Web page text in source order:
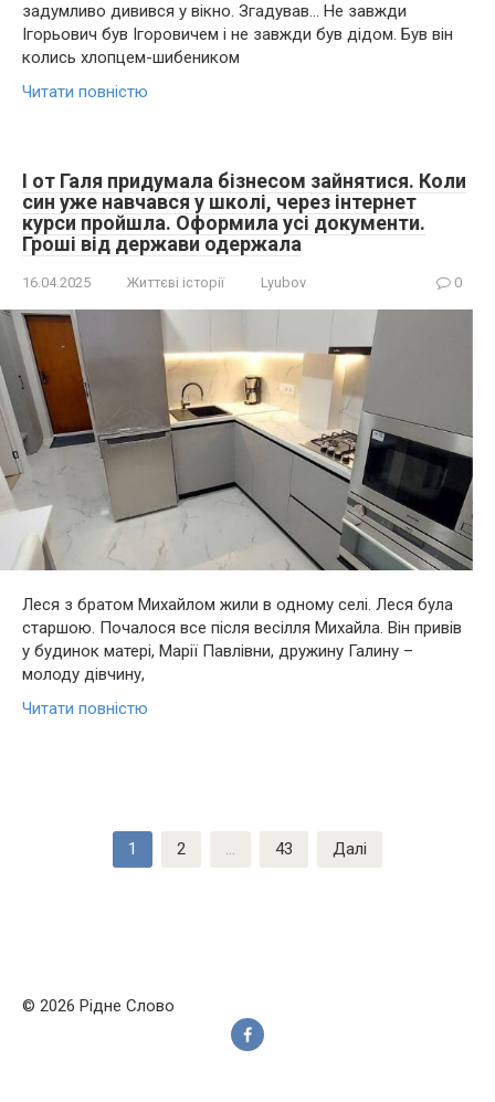
задумливо дивився у вікно. Згадував… Не завжди
Ігорьович був Ігоровичем і не завжди був дідом. Був він
колись хлопцем-шибеником
Читати повністю
І от Галя придумала бізнесом зайнятися. Коли
син уже навчався у школі, через інтернет
курси пройшла. Оформила усі документи.
Гроші від держави одержала
16.04.2025 Життєві історії Lyubov 0
Леся з братом Михайлом жили в одному селі. Леся була
старшою. Почалося все після весілля Михайла. Він привів
у будинок матері, Марії Павлівни, дружину Галину –
молоду дівчину,
Читати повністю
1 2 … 43 Далі
© 2026 Рідне Слово